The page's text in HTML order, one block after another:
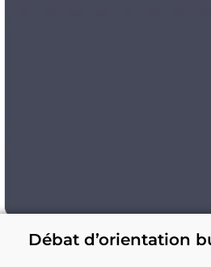
Débat d’orientation